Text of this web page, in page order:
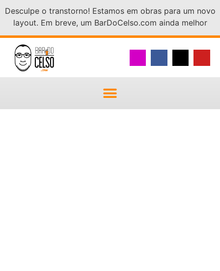
Desculpe o transtorno! Estamos em obras para um novo
layout. Em breve, um BarDoCelso.com ainda melhor